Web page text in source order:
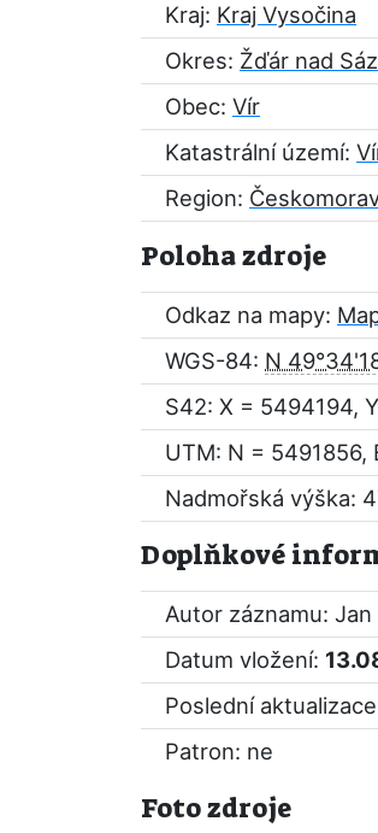
Kraj: Kraj Vysočina
Okres: Žďár nad
Obec: Vír
Katastrální území:
Region:
Poloha zdroje
Odkaz na mapy:
WGS-84: N
S42: X = 5494194,
UTM: N = 5491856,
Nadmořská výška:
Doplňkové
Autor záznamu: Jan
Datum vložení:
Poslední
Patron: ne
Foto zdroje